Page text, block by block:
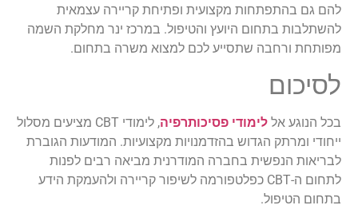
להם גם בהתפתחות מקצועית ופתיחת קריירה עצמאית
להשתלבות בתחום היועץ והטיפול. במרכז ינר מחלקת השמה
מפותחת ורחבה שתסייע לכם למצוא משרה בתחום.
לסיכום
בכל הנוגע אל לימודי פסיכותרפיה
, לימודי CBT מציעים מסלול
ייחודי ומרתק הגדוש בהזדמנויות מקצועיות. המודעות הגוברת
לבריאות הנפשית בחברה המודרנית מביאה רבים לפנות
לתחום ה-CBT כפלטפורמה לשיפור קריירה ולהעמקת הידע
בתחום הטיפול.